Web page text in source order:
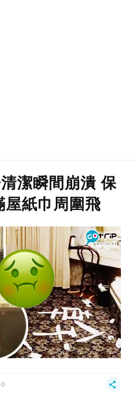
潔瞬間崩潰 保
屋紙巾周圍飛